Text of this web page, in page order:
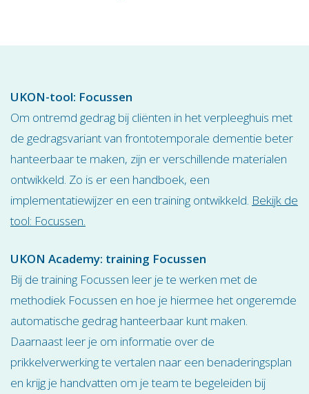
UKON-tool: Focussen
Om ontremd gedrag bij cliënten in het verpleeghuis met
de gedragsvariant van frontotemporale dementie beter
hanteerbaar te maken, zijn er verschillende materialen
ontwikkeld. Zo is er een handboek, een
implementatiewijzer en een training ontwikkeld. Bekijk de
tool: Focussen.
UKON Academy: training Focussen
Bij de training Focussen leer je te werken met de
methodiek Focussen en hoe je hiermee het ongeremde
automatische gedrag hanteerbaar kunt maken.
Daarnaast leer je om informatie over de
prikkelverwerking te vertalen naar een benaderingsplan
en krijg je handvatten om je team te begeleiden bij